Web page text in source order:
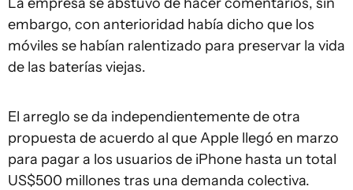
embargo, con anterioridad había dicho que los
móviles se habían ralentizado para preservar la vida
de las baterías viejas.
El arreglo se da independientemente de otra
propuesta de acuerdo al que Apple llegó en marzo
para pagar a los usuarios de iPhone hasta un total
US$500 millones tras una demanda colectiva.